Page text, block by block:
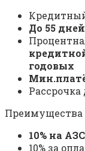
До 55 дней
годовых
Рассрочка
Преимущества
10% на
10% за